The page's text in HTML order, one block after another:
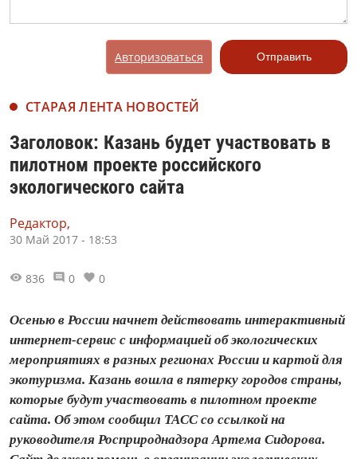
Авторизоваться Отправить
СТАРАЯ ЛЕНТА НОВОСТЕЙ
Заголовок: Казань будет участвовать в
пилотном проекте российского
экологического сайта
Редактор,
30 Май 2017 - 18:53
836 0 0
Осенью в России начнет действовать интерактивный
интернет-сервис с информацией об экологических
мероприятиях в разных регионах России и картой для
экотуризма. Казань вошла в пятерку городов страны,
которые будут участвовать в пилотном проекте
сайта. Об этом сообщил ТАСС со ссылкой на
руководителя Росприроднадзора Артема Сидорова.